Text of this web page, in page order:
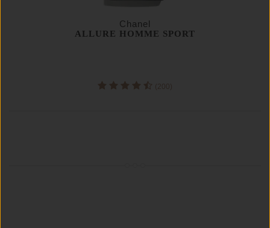
Chanel
ALLURE HOMME SPORT
(200)